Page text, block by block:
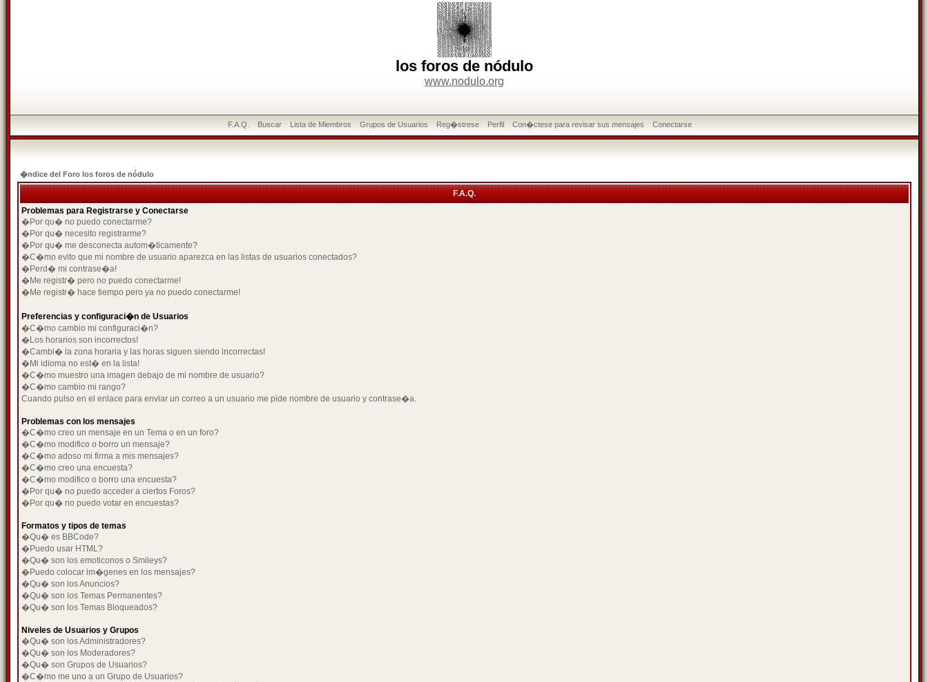
los foros de nódulo
www.nodulo.org
F.A.Q. Buscar Lista de Miembros Grupos de Usuarios Reg�strese Perfil Con�ctese para revisar sus mensajes Conectarse
�ndice del Foro los foros de nódulo
F.A.Q.
Problemas para Registrarse y Conectarse
�Por qu� no puedo conectarme?
�Por qu� necesito registrarme?
�Por qu� me desconecta autom�ticamente?
�C�mo evito que mi nombre de usuario aparezca en las listas de usuarios conectados?
�Perd� mi contrase�a!
�Me registr� pero no puedo conectarme!
�Me registr� hace tiempo pero ya no puedo conectarme!
Preferencias y configuraci�n de Usuarios
�C�mo cambio mi configuraci�n?
�Los horarios son incorrectos!
�Cambi� la zona horaria y las horas siguen siendo incorrectas!
�Mi idioma no est� en la lista!
�C�mo muestro una imagen debajo de mi nombre de usuario?
�C�mo cambio mi rango?
Cuando pulso en el enlace para enviar un correo a un usuario me pide nombre de usuario y contrase�a.
Problemas con los mensajes
�C�mo creo un mensaje en un Tema o en un foro?
�C�mo modifico o borro un mensaje?
�C�mo adoso mi firma a mis mensajes?
�C�mo creo una encuesta?
�C�mo modifico o borro una encuesta?
�Por qu� no puedo acceder a ciertos Foros?
�Por qu� no puedo votar en encuestas?
Formatos y tipos de temas
�Qu� es BBCode?
�Puedo usar HTML?
�Qu� son los emoticonos o Smileys?
�Puedo colocar im�genes en los mensajes?
�Qu� son los Anuncios?
�Qu� son los Temas Permanentes?
�Qu� son los Temas Bloqueados?
Niveles de Usuarios y Grupos
�Qu� son los Administradores?
�Qu� son los Moderadores?
�Qu� son Grupos de Usuarios?
�C�mo me uno a un Grupo de Usuarios?